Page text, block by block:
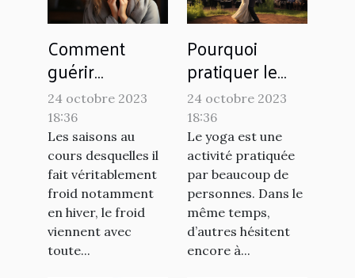
Comment
guérir
rapidement la
grippe chez
soi ?
24 octobre 2023
18:36
Les saisons au
cours desquelles il
fait véritablement
froid notamment
en hiver, le froid
viennent avec
toute...
Pourquoi
pratiquer le
yoga ?
24 octobre 2023
18:36
Le yoga est une
activité pratiquée
par beaucoup de
personnes. Dans le
même temps,
d’autres hésitent
encore à...